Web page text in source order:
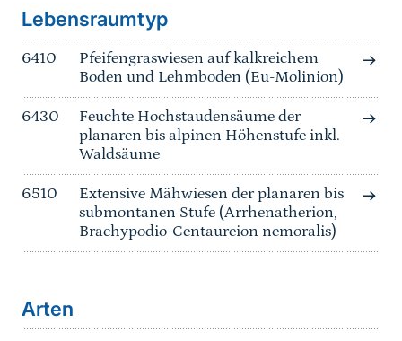
Lebensraumtyp
6410
Pfeifengraswiesen auf kalkreichem
Boden und Lehmboden (Eu-Molinion)
6430
Feuchte Hochstaudensäume der
planaren bis alpinen Höhenstufe inkl.
Waldsäume
6510
Extensive Mähwiesen der planaren bis
submontanen Stufe (Arrhenatherion,
Brachypodio-Centaureion nemoralis)
Arten